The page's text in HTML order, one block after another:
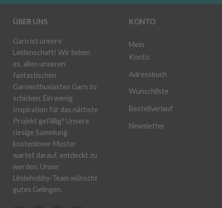
ÜBER UNS
Garn ist unsere
Leidenschaft! Wir lieben
es, allen unseren
fantastischen
Garnenthusiasten Garn zu
schicken. Ein wenig
Inspiration für das nächste
Projekt gefällig? Unsere
riesige Sammlung
kostenloser Muster
wartet darauf, entdeckt zu
werden. Unser
Lindehobby-Team wünscht
gutes Gelingen.
KONTO
Mein
Konto
Adressbuch
Wunschliste
Bestellverlauf
Newsletter